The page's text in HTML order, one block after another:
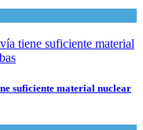
suficiente material nuclear